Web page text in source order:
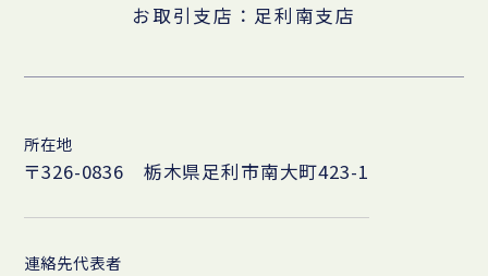
お取引支店：足利南支店
所在地
〒326-0836 栃木県足利市南大町423-1
連絡先代表者